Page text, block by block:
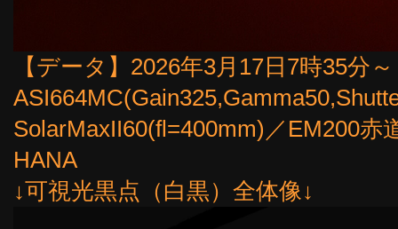
【データ】2026年3月17日7時35分
SolarMaxII60(fl=400mm)／EM200赤
HANA
↓可視光黒点（白黒）全体像↓